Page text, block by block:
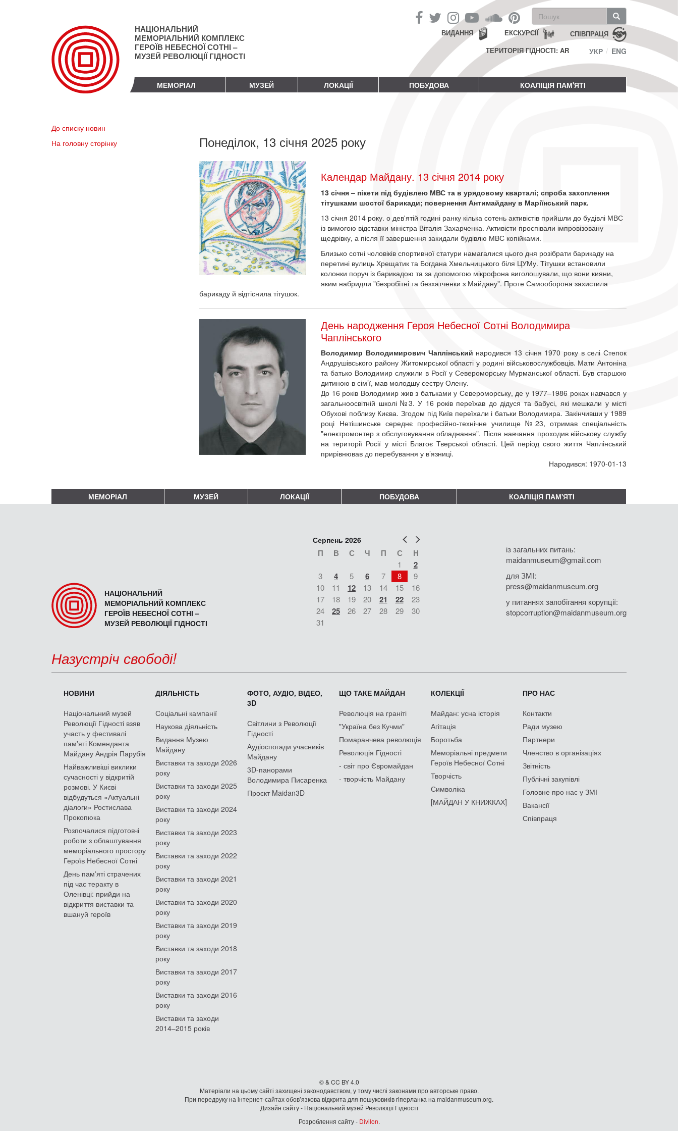
НАЦІОНАЛЬНИЙ
МЕМОРІАЛЬНИЙ КОМПЛЕКС
ГЕРОЇВ НЕБЕСНОЇ СОТНІ –
МУЗЕЙ РЕВОЛЮЦІЇ ГІДНОСТІ
Пошукова
форма
Пошук СПІВПРАЦЯ
ЕКСКУРСІЇ
ВИДАННЯ
ТЕРИТОРІЯ ГІДНОСТІ: AR
УКР ENG
МЕМОРІАЛ МУЗЕЙ ЛОКАЦІЇ ПОБУДОВА КОАЛІЦІЯ ПАМ'ЯТІ
До списку новин
На головну сторінку
Понеділок, 13 січня 2025 року
Календар Майдану. 13 січня 2014 року
13 січня – пікети під будівлею МВС та в урядовому кварталі; спроба захоплення
тітушками шостої барикади; повернення Антимайдану в Маріїнський парк.
13 січня 2014 року. о дев'ятій годині ранку кілька сотень активістів прийшли до будівлі МВС
із вимогою відставки міністра Віталія Захарченка. Активісти проспівали імпровізовану
щедрівку, а після її завершення закидали будівлю МВС копійками.
Близько сотні чоловіків спортивної статури намагалися цього дня розібрати барикаду на
перетині вулиць Хрещатик та Богдана Хмельницького біля ЦУМу. Тітушки встановили
колонки поруч із барикадою та за допомогою мікрофона виголошували, що вони кияни,
яким набридли "безробітні та безхатченки з Майдану". Проте Самооборона захистила
барикаду й відтіснила тітушок.
День народження Героя Небесної Сотні Володимира
Чаплінського
Володимир Володимирович Чаплінський народився 13 січня 1970 року в селі Степок
Андрушівського району Житомирської області у родині військовослужбовців. Мати Антоніна
та батько Володимир служили в Росії у Североморську Мурманської області. Був старшою
дитиною в сім’ї, мав молодшу сестру Олену.
До 16 років Володимир жив з батьками у Североморську, де у 1977–1986 роках навчався у
загальноосвітній школі №3. У 16 років переїхав до дідуся та бабусі, які мешкали у місті
Обухові поблизу Києва. Згодом під Київ переїхали і батьки Володимира. Закінчивши у 1989
році Нетішинське середнє професійно-технічне училище №23, отримав спеціальність
"електромонтер з обслуговування обладнання". Після навчання проходив військову службу
на території Росії у місті Благоє Тверської області. Цей період свого життя Чаплінський
прирівнював до перебування у в’язниці.
Народився: 1970-01-13
МЕМОРІАЛ МУЗЕЙ ЛОКАЦІЇ ПОБУДОВА КОАЛІЦІЯ ПАМ'ЯТІ
НАЦІОНАЛЬНИЙ
МЕМОРІАЛЬНИЙ КОМПЛЕКС
ГЕРОЇВ НЕБЕСНОЇ СОТНІ –
МУЗЕЙ РЕВОЛЮЦІЇ ГІДНОСТІ
Попер
Серпень 2026
П В С Ч П С Н
1 2
3 4 5 6 7 8
9
10
11 12 13 14 15
16
17
18 19 20 21 22
23
24
25 26 27 28 29
30
31
із загальних питань:
maidanmuseum@gmail.com
для ЗМІ:
press@maidanmuseum.org
у питаннях запобігання корупції:
stopcorruption@maidanmuseum.org
Назустріч свободі!
НОВИНИ
Національний музей
Революції Гідності взяв
участь у фестивалі
пам'яті Коменданта
Майдану Андрія Парубія
Найважливіші виклики
сучасності у відкритій
розмові. У Києві
відбудуться «Актуальні
діалоги» Ростислава
Прокопюка
Розпочалися підготовчі
роботи з облаштування
меморіального простору
Героїв Небесної Сотні
День памʼяті страчених
під час теракту в
Оленівці: прийди на
відкриття виставки та
вшануй героїв
ДІЯЛЬНІСТЬ
Соціальні кампанії
Наукова діяльність
Видання Музею
Майдану
Виставки та заходи 2026
року
Виставки та заходи 2025
року
Виставки та заходи 2024
року
Виставки та заходи 2023
року
Виставки та заходи 2022
року
Виставки та заходи 2021
року
Виставки та заходи 2020
року
Виставки та заходи 2019
року
Виставки та заходи 2018
року
Виставки та заходи 2017
року
Виставки та заходи 2016
року
Виставки та заходи
2014–2015 років
ФОТО, АУДІО, ВІДЕО,
3D
Світлини з Революції
Гідності
Аудіоспогади учасників
Майдану
3D-панорами
Володимира Писаренка
Проєкт Maidan3D
ЩО ТАКЕ МАЙДАН
Революція на граніті
"Україна без Кучми"
Помаранчева революція
Революція Гідності
- світ про Євромайдан
- творчість Майдану
КОЛЕКЦІЇ
Майдан: усна історія
Агітація
Боротьба
Меморіальні предмети
Героїв Небесної Сотні
Творчість
Символіка
[МАЙДАН У КНИЖКАХ]
ПРО НАС
Контакти
Ради музею
Партнери
Членство в організаціях
Звітність
Публічні закупівлі
Головне про нас у ЗМІ
Вакансії
Співпраця
© & CC BY 4.0
Матеріали на цьому сайті захищені законодавством, у тому числі законами про авторське право.
При передруку на iнтернет-сайтах обов’язкова відкрита для пошуковиків гiперланка на maidanmuseum.org.
Дизайн сайту - Національний музей Революції Гідності
Розроблення сайту - Divilon.